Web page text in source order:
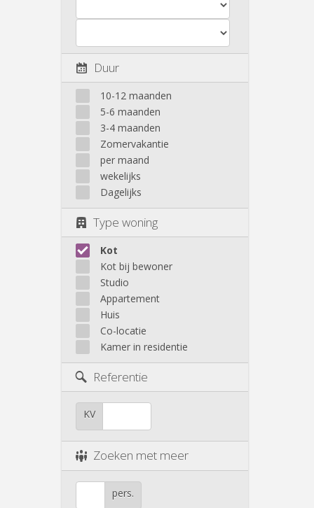
Duur
10-12 maanden
5-6 maanden
3-4 maanden
Zomervakantie
per maand
wekelijks
Dagelijks
Type woning
Kot
Kot bij bewoner
Studio
Appartement
Huis
Co-locatie
Kamer in residentie
Referentie
KV
Zoeken met meer
pers.